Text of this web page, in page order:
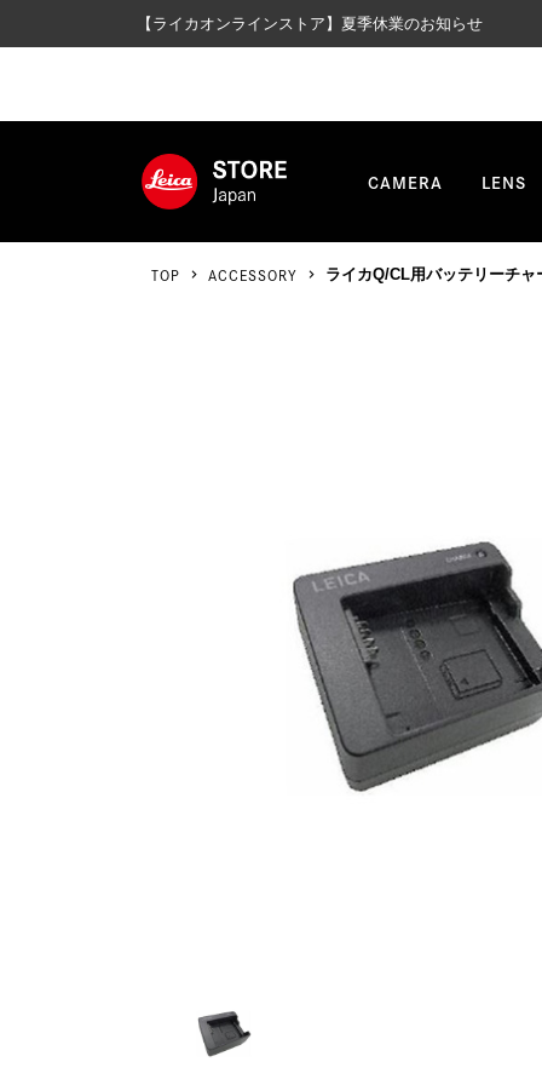
【ライカオンラインストア】夏季休業のお知らせ
CAMERA LENS
TOP ACCESSORY ライカQ/CL用バッテリーチ